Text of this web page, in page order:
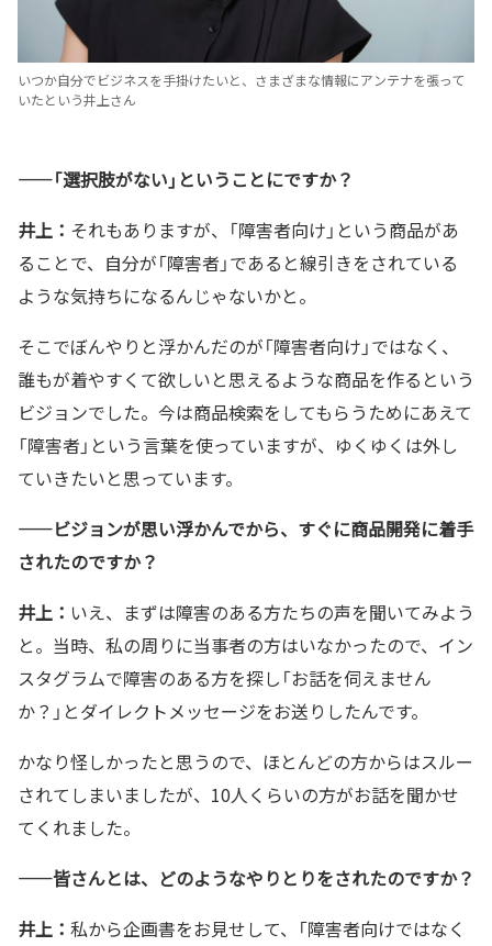
いつか自分でビジネスを手掛けたいと、さまざまな情報にアンテナを張って
いたという井上さん
——「選択肢がない」ということにですか？
井上： それもありますが、「障害者向け」という商品があ
ることで、自分が「障害者」であると線引きをされている
ような気持ちになるんじゃないかと。
そこでぼんやりと浮かんだのが「障害者向け」ではなく、
誰もが着やすくて欲しいと思えるような商品を作るという
ビジョンでした。今は商品検索をしてもらうためにあえて
「障害者」という言葉を使っていますが、ゆくゆくは外し
ていきたいと思っています。
——ビジョンが思い浮かんでから、すぐに商品開発に着手
されたのですか？
井上： いえ、まずは障害のある方たちの声を聞いてみよう
と。当時、私の周りに当事者の方はいなかったので、イン
スタグラムで障害のある方を探し「お話を伺えません
か？」とダイレクトメッセージをお送りしたんです。
かなり怪しかったと思うので、ほとんどの方からはスルー
されてしまいましたが、10人くらいの方がお話を聞かせ
てくれました。
——皆さんとは、どのようなやりとりをされたのですか？
井上： 私から企画書をお見せして、「障害者向けではなく